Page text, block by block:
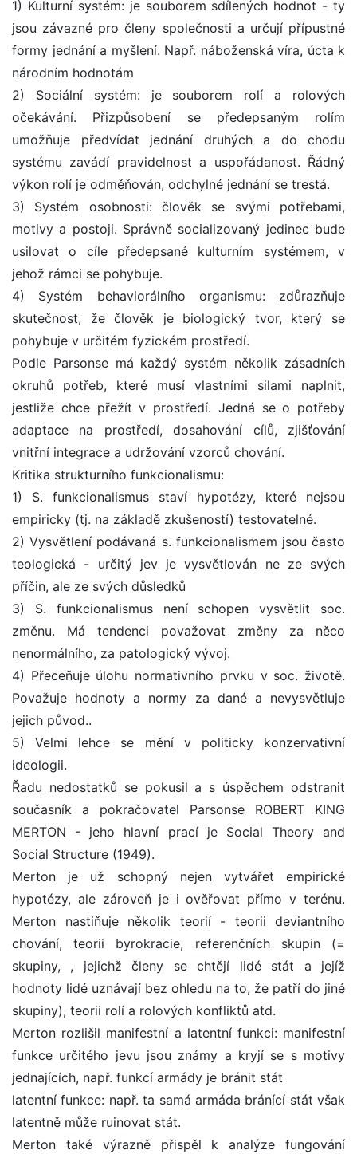
1) Kulturní systém: je souborem sdílených hodnot - ty
jsou závazné pro členy společnosti a určují přípustné
formy jednání a myšlení. Např. náboženská víra, úcta k
národním hodnotám
2) Sociální systém: je souborem rolí a rolových
očekávání. Přizpůsobení se předepsaným rolím
umožňuje předvídat jednání druhých a do chodu
systému zavádí pravidelnost a uspořádanost. Řádný
výkon rolí je odměňován, odchylné jednání se trestá.
3) Systém osobnosti: člověk se svými potřebami,
motivy a postoji. Správně socializovaný jedinec bude
usilovat o cíle předepsané kulturním systémem, v
jehož rámci se pohybuje.
4) Systém behaviorálního organismu: zdůrazňuje
skutečnost, že člověk je biologický tvor, který se
pohybuje v určitém fyzickém prostředí.
Podle Parsonse má každý systém několik zásadních
okruhů potřeb, které musí vlastními silami naplnit,
jestliže chce přežít v prostředí. Jedná se o potřeby
adaptace na prostředí, dosahování cílů, zjišťování
vnitřní integrace a udržování vzorců chování.
Kritika strukturního funkcionalismu:
1) S. funkcionalismus staví hypotézy, které nejsou
empiricky (tj. na základě zkušeností) testovatelné.
2) Vysvětlení podávaná s. funkcionalismem jsou často
teologická - určitý jev je vysvětlován ne ze svých
příčin, ale ze svých důsledků
3) S. funkcionalismus není schopen vysvětlit soc.
změnu. Má tendenci považovat změny za něco
nenormálního, za patologický vývoj.
4) Přeceňuje úlohu normativního prvku v soc. životě.
Považuje hodnoty a normy za dané a nevysvětluje
jejich původ..
5) Velmi lehce se mění v politicky konzervativní
ideologii.
Řadu nedostatků se pokusil a s úspěchem odstranit
současník a pokračovatel Parsonse ROBERT KING
MERTON - jeho hlavní prací je Social Theory and
Social Structure (1949).
Merton je už schopný nejen vytvářet empirické
hypotézy, ale zároveň je i ověřovat přímo v terénu.
Merton nastiňuje několik teorií - teorii deviantního
chování, teorii byrokracie, referenčních skupin (=
skupiny, , jejichž členy se chtějí lidé stát a jejíž
hodnoty lidé uznávají bez ohledu na to, že patří do jiné
skupiny), teorii rolí a rolových konfliktů atd.
Merton rozlišil manifestní a latentní funkci: manifestní
funkce určitého jevu jsou známy a kryjí se s motivy
jednajících, např. funkcí armády je bránit stát
latentní funkce: např. ta samá armáda bránící stát však
latentně může ruinovat stát.
Merton také výrazně přispěl k analýze fungování